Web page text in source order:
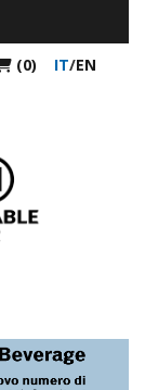
(0) IT/EN